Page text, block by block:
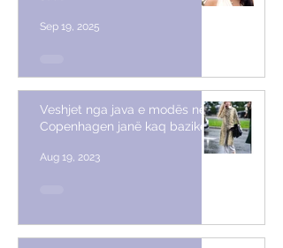
Sep 19, 2025
Veshjet nga java e modës në
Copenhagen janë kaq bazike
Aug 19, 2023